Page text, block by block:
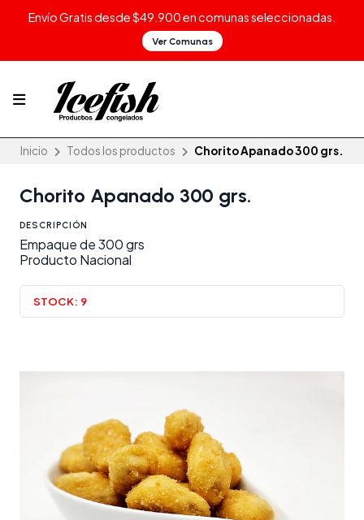
Envío Gratis desde $49.900 en comunas seleccionadas.
Ver Comunas
Inicio Todos los productos Chorito Apanado 300 grs.
Chorito Apanado 300 grs.
DESCRIPCIÓN
Empaque de 300 grs
Producto Nacional
STOCK: 9